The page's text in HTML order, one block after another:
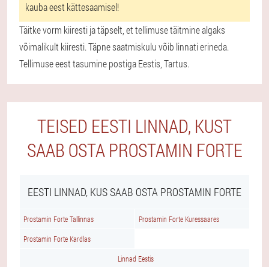
kauba eest kättesaamisel!
Täitke vorm kiiresti ja täpselt, et tellimuse täitmine algaks
võimalikult kiiresti. Täpne saatmiskulu võib linnati erineda.
Tellimuse eest tasumine postiga Eestis, Tartus.
TEISED EESTI LINNAD, KUST
SAAB OSTA PROSTAMIN FORTE
EESTI LINNAD, KUS SAAB OSTA PROSTAMIN FORTE
Prostamin Forte Tallinnas Prostamin Forte Kuressaares
Prostamin Forte Kardlas
Linnad Eestis